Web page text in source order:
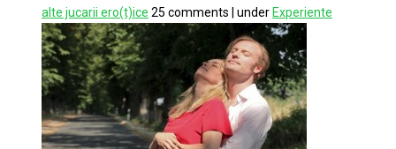
alte jucarii ero(t)ice 25 comments under Experiente